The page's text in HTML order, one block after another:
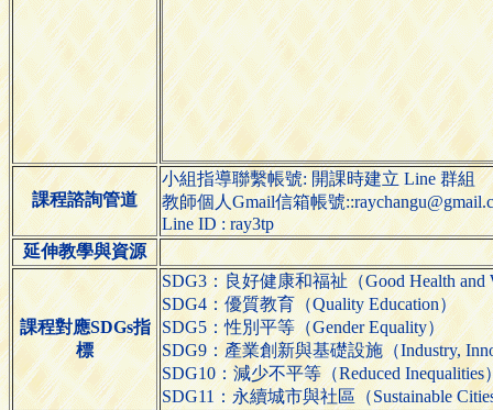
課程諮詢管道
小組指導聯繫帳號: 開課時建立 Line 群組
教師個人Gmail信箱帳號
Line ID : ray3tp
延伸教學與資源
課程對應SDGs指
標
SDG3：良好健康和福祉（Good Health and
SDG4：優質教育（Quality Education）
SDG5：性別平等（Gender Equality）
SDG9：產業創新與基礎設施（Industry,
SDG10：減少不平等（Reduced Inequalities
SDG11：永續城市與社區（Sustainable